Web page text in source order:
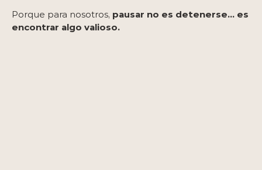
Porque para nosotros, pausar no es detenerse… es
encontrar algo valioso.